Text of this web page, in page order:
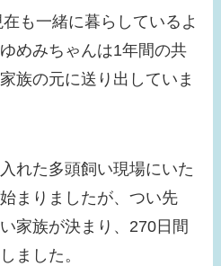
る！
【画像】浜辺美波の結
婚相手はだれ？歴代彼
家が金持ちな理由は？
父親の職業がスゴイ！
【画像】貴島明日香の
も一緒に暮らしているよ
めみちゃんは1年間の共
族の元に送り出していま
れた多頭飼い現場にいた
まりましたが、つい先
家族が決まり、270日間
ました。